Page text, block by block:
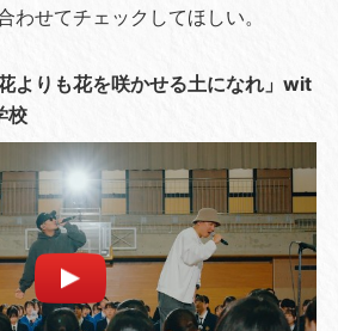
わせてチェックしてほしい。
よりも花を咲かせる土になれ」wit
校